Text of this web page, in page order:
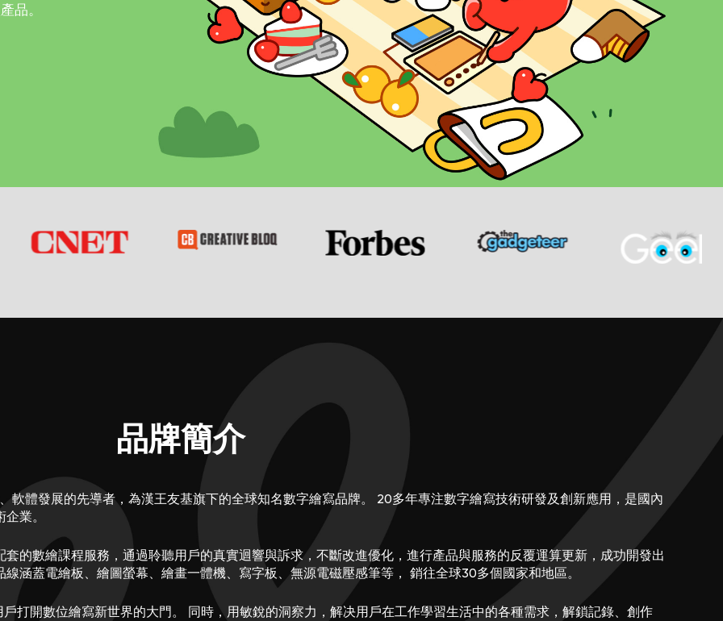
品。
品牌簡介
軟體發展的先導者，為漢王友基旗下的全球知名數字繪寫品牌。 20多年專注數字繪寫技術研發及創新應用，是國內
業。
的數繪課程服務，通過聆聽用戶的真實迴響與訴求，不斷改進優化，進行產品與服務的反覆運算更新，成功開發出
涵蓋電繪板、繪圖螢幕、繪畫一體機、寫字板、無源電磁壓感筆等， 銷往全球30多個國家和地區。
打開數位繪寫新世界的大門。 同時，用敏銳的洞察力，解决用戶在工作學習生活中的各種需求，解鎖記錄、創作